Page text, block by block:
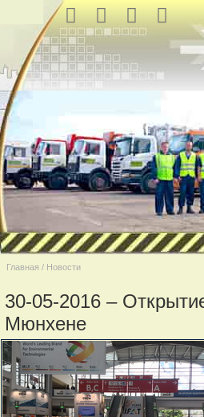
Главная / Новости
30-05-2016 –
Мюнхене